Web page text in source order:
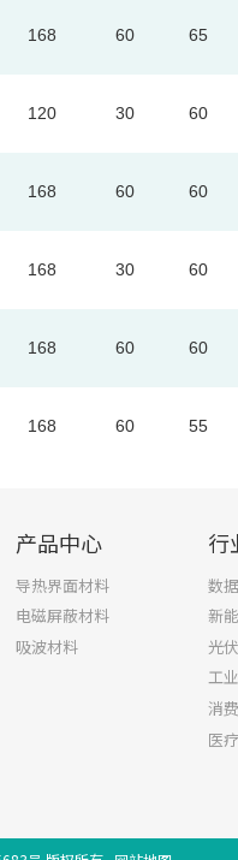
168 60 65
120 30 60
168 60 60
168 30 60
168 60 60
168 60 55
产品中心
导热界面材料
电磁屏蔽材料
吸波材料
行
数
新
光
工业
消
医